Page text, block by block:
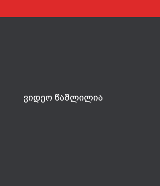
ვიდეო წაშლილია